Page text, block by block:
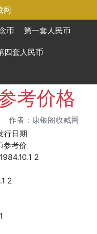
网
币 第一套人民币
四套人民币
考价格
作者：康银阁收藏网
发行日期
考价
1984.10.1 2
1985.9.1 2
1985.10.1